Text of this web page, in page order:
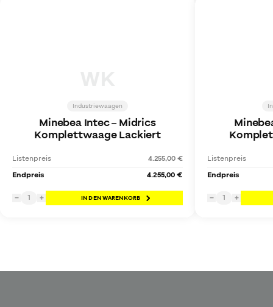
Industriewaagen
Minebea Intec–Midrics
Komplettwaage Lackiert
Listenpreis
4.255,00 €
Endpreis
4.255,00 €
− 1 + IN DEN WARENKORB
Listenpreis
Endpreis
− 1 +